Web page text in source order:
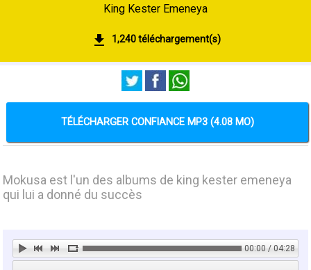
King Kester Emeneya
1,240 téléchargement(s)
TÉLÉCHARGER CONFIANCE MP3 (4.08 MO)
Mokusa est l'un des albums de king kester emeneya
qui lui a donné du succès
00:00 / 04:28